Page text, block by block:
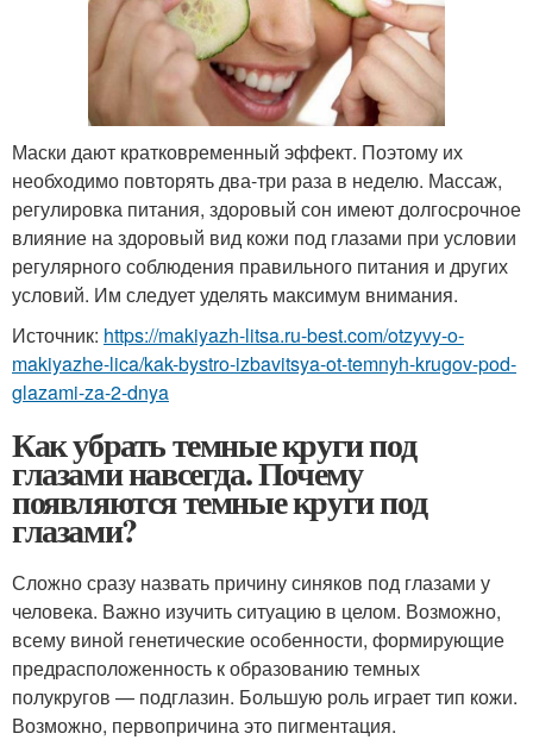
Маски дают кратковременный эффект. Поэтому их
необходимо повторять два-три раза в неделю. Массаж,
регулировка питания, здоровый сон имеют долгосрочное
влияние на здоровый вид кожи под глазами при условии
регулярного соблюдения правильного питания и других
условий. Им следует уделять максимум внимания.
Источник: https://makiyazh-litsa.ru-best.com/otzyvy-o-
makiyazhe-lica/kak-bystro-izbavitsya-ot-temnyh-krugov-pod-
glazami-za-2-dnya
Как убрать темные круги под
глазами навсегда. Почему
появляются темные круги под
глазами?
Сложно сразу назвать причину синяков под глазами у
человека. Важно изучить ситуацию в целом. Возможно,
всему виной генетические особенности, формирующие
предрасположенность к образованию темных
полукругов — подглазин. Большую роль играет тип кожи.
Возможно, первопричина это пигментация.